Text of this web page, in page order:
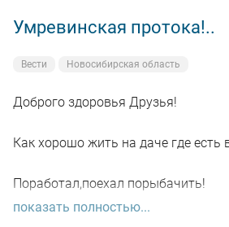
Умревинская протока!..
Вести Новосибирская область
Доброго здоровья Друзья!
Как хорошо жить на даче где есть
Поработал,поехал порыбачить!
показать полностью...